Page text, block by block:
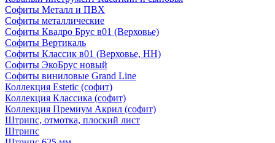
Софиты Металл и ПВХ
Софиты металлические
Софиты Квадро Брус в01 (Верховье)
Софиты Вертикаль
Софиты Классик в01 (Верховье, НН)
Софиты ЭкоБрус новый
Софиты виниловые Grand Line
Коллекция Estetic (софит)
Коллекция Классика (софит)
Коллекция Премиум Акрил (софит)
Штрипс, отмотка, плоский лист
Штрипс